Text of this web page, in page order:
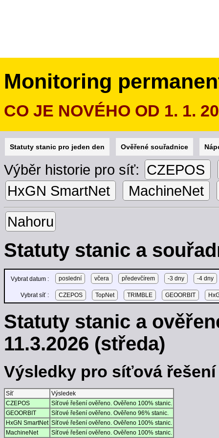
Monitoring
CO JE NOVÉHO OD 1. 1.
Statuty stanic pro jeden den Ověřené souřadnice
Výběr historie pro síť: CZEPOS
HxGN SmartNet
MachineNet
Nahoru
Statuty stanic a
Vybrat datum : poslední včera předevčírem -3 dny -4 dny
Vybrat síť : CZEPOS TopNet TRIMBLE GEOORBIT
Statuty stanic a
11.3.2026 (středa)
Výsledky pro síťová
Síť
Výsledek
CZEPOS
Síťové řešení ověřeno. Ověřeno 100% stanic.
GEOORBIT
Síťové řešení ověřeno. Ověřeno 96% stanic.
HxGN SmartNet Síťové řešení ověřeno. Ověřeno 100% stanic.
MachineNet
Síťové řešení ověřeno. Ověřeno 100% stanic.